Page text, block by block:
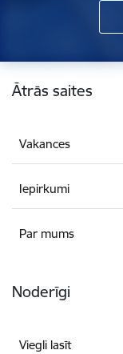
Kājene
Ātrās saites
Vakances
Iepirkumi
Par mums
Noderīgi
Viegli lasīt